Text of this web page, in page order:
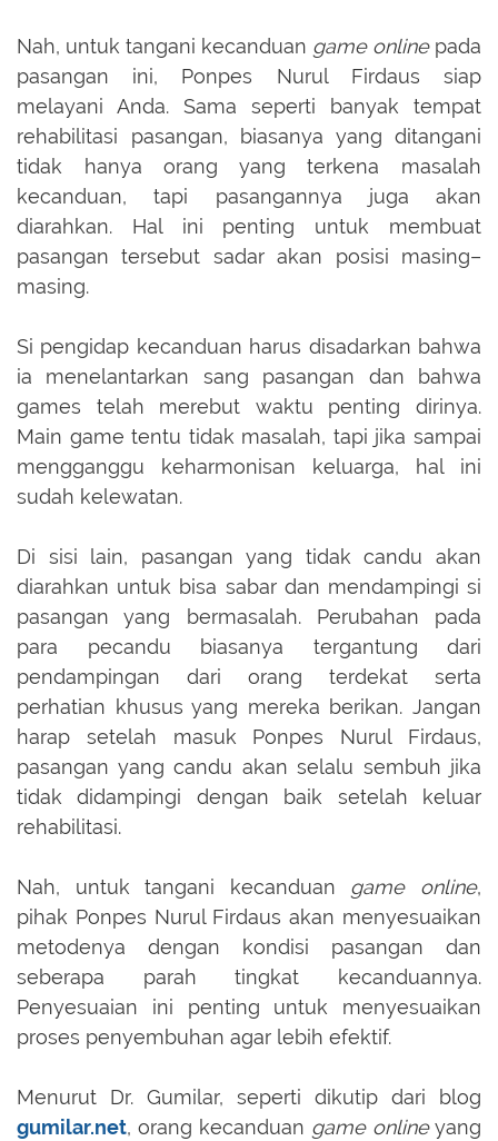
Nah, untuk tangani kecanduan game onlinepada
pasangan ini, Ponpes Nurul Firdaus siap
melayani Anda. Sama seperti banyak tempat
rehabilitasi pasangan, biasanya yang ditangani
tidak hanya orang yang terkena masalah
kecanduan, tapi pasangannya juga akan
diarahkan. Hal ini penting untuk membuat
pasangan tersebut sadar akan posisi masing–
masing.
Si pengidap kecanduan harus disadarkan bahwa
ia menelantarkan sang pasangan dan bahwa
games telah merebut waktu penting dirinya.
Main game tentu tidak masalah, tapi jika sampai
mengganggu keharmonisan keluarga, hal ini
sudah kelewatan.
Di sisi lain, pasangan yang tidak candu akan
diarahkan untuk bisa sabar dan mendampingi si
pasangan yang bermasalah. Perubahan pada
para pecandu biasanya tergantung dari
pendampingan dari orang terdekat serta
perhatian khusus yang mereka berikan. Jangan
harap setelah masuk Ponpes Nurul Firdaus,
pasangan yang candu akan selalu sembuh jika
tidak didampingi dengan baik setelah keluar
rehabilitasi.
Nah, untuk tangani kecanduan game online,
pihak Ponpes Nurul Firdaus akan menyesuaikan
metodenya dengan kondisi pasangan dan
seberapa parah tingkat kecanduannya.
Penyesuaian ini penting untuk menyesuaikan
proses penyembuhan agar lebih efektif.
Menurut Dr. Gumilar, seperti dikutip dari blog
gumilar.net, orang kecanduan game onlineyang